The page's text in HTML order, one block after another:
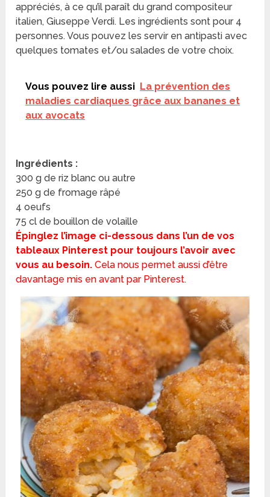
appréciés, à ce qu’il paraît du grand compositeur
italien, Giuseppe Verdi. Les ingrédients sont pour 4
personnes. Vous pouvez les servir en antipasti avec
quelques tomates et/ou salades de votre choix.
Vous pouvez lire aussi La prévention des
maladies cardiaques grâce aux bananes et
aux avocats
Ingrédients :
300 g de riz blanc ou autre
250 g de fromage râpé
4 oeufs
75 cl de bouillon de volaille
Épinglez l’image ci-dessous dans l’un de vos
tableaux Pinterest pour toujours l’avoir avec
vous au besoin.Cela nous permet aussi d’être
davantage mis en avant par Pinterest.